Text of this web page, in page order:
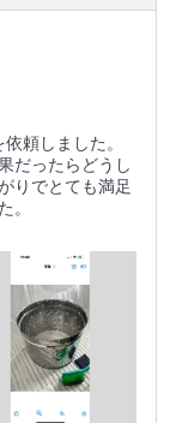
頼しました。
だったらどうし
りでとても満足
。